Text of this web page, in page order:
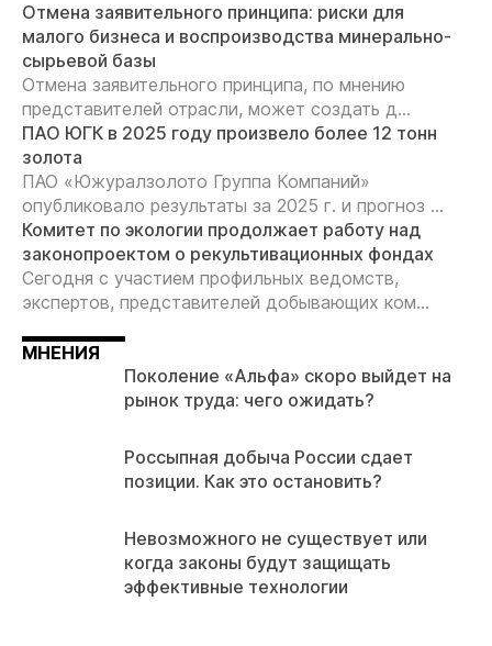
Отмена заявительного принципа: риски для
малого бизнеса и воспроизводства минерально-
сырьевой базы
Отмена заявительного принципа, по мнению
представителей отрасли, может создать д...
ПАО ЮГК в 2025 году произвело более 12 тонн
золота
ПАО «Южуралзолото Группа Компаний»
опубликовало результаты за 2025 г. и прогноз ...
Комитет по экологии продолжает работу над
законопроектом о рекультивационных фондах
Сегодня с участием профильных ведомств,
экспертов, представителей добывающих ком...
МНЕНИЯ
Поколение «Альфа» скоро выйдет на
рынок труда: чего ожидать?
Россыпная добыча России сдает
позиции. Как это остановить?
Невозможного не существует или
когда законы будут защищать
эффективные технологии